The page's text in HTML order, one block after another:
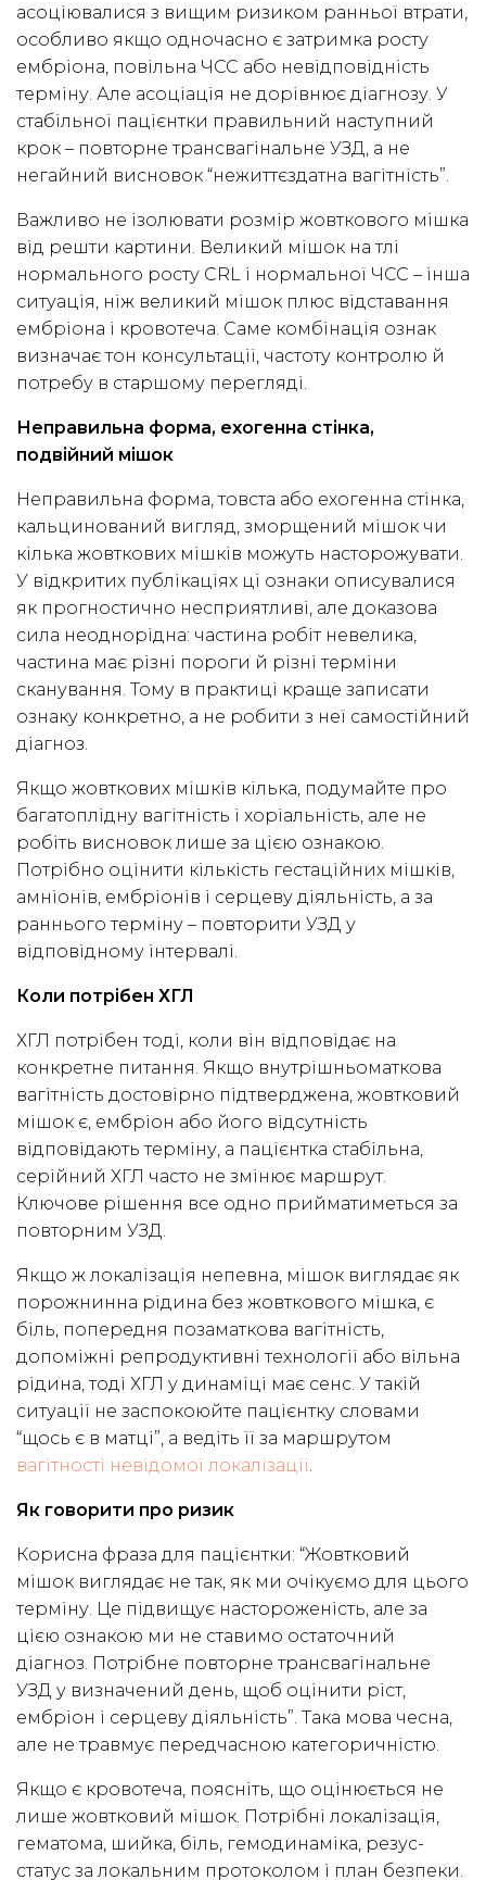
асоціювалися з вищим ризиком ранньої втрати,
особливо якщо одночасно є затримка росту
ембріона, повільна ЧСС або невідповідність
терміну. Але асоціація не дорівнює діагнозу. У
стабільної пацієнтки правильний наступний
крок – повторне трансвагінальне УЗД, а не
негайний висновок “нежиттєздатна вагітність”.
Важливо не ізолювати розмір жовткового мішка
від решти картини. Великий мішок на тлі
нормального росту CRL і нормальної ЧСС – інша
ситуація, ніж великий мішок плюс відставання
ембріона і кровотеча. Саме комбінація ознак
визначає тон консультації, частоту контролю й
потребу в старшому перегляді.
Неправильна форма, ехогенна стінка,
подвійний мішок
Неправильна форма, товста або ехогенна стінка,
кальцинований вигляд, зморщений мішок чи
кілька жовткових мішків можуть насторожувати.
У відкритих публікаціях ці ознаки описувалися
як прогностично несприятливі, але доказова
сила неоднорідна: частина робіт невелика,
частина має різні пороги й різні терміни
сканування. Тому в практиці краще записати
ознаку конкретно, а не робити з неї самостійний
діагноз.
Якщо жовткових мішків кілька, подумайте про
багатоплідну вагітність і хоріальність, але не
робіть висновок лише за цією ознакою.
Потрібно оцінити кількість гестаційних мішків,
амніонів, ембріонів і серцеву діяльність, а за
раннього терміну – повторити УЗД у
відповідному інтервалі.
Коли потрібен ХГЛ
ХГЛ потрібен тоді, коли він відповідає на
конкретне питання. Якщо внутрішньоматкова
вагітність достовірно підтверджена, жовтковий
мішок є, ембріон або його відсутність
відповідають терміну, а пацієнтка стабільна,
серійний ХГЛ часто не змінює маршрут.
Ключове рішення все одно прийматиметься за
повторним УЗД.
Якщо ж локалізація непевна, мішок виглядає як
порожнинна рідина без жовткового мішка, є
біль, попередня позаматкова вагітність,
допоміжні репродуктивні технології або вільна
рідина, тоді ХГЛ у динаміці має сенс. У такій
ситуації не заспокоюйте пацієнтку словами
“щось є в матці”, а ведіть її за маршрутом
вагітності невідомої локалізації.
Як говорити про ризик
Корисна фраза для пацієнтки: “Жовтковий
мішок виглядає не так, як ми очікуємо для цього
терміну. Це підвищує настороженість, але за
цією ознакою ми не ставимо остаточний
діагноз. Потрібне повторне трансвагінальне
УЗД у визначений день, щоб оцінити ріст,
ембріон і серцеву діяльність”. Така мова чесна,
але не травмує передчасною категоричністю.
Якщо є кровотеча, поясніть, що оцінюється не
лише жовтковий мішок. Потрібні локалізація,
гематома, шийка, біль, гемодинаміка, резус-
статус за локальним протоколом і план безпеки.